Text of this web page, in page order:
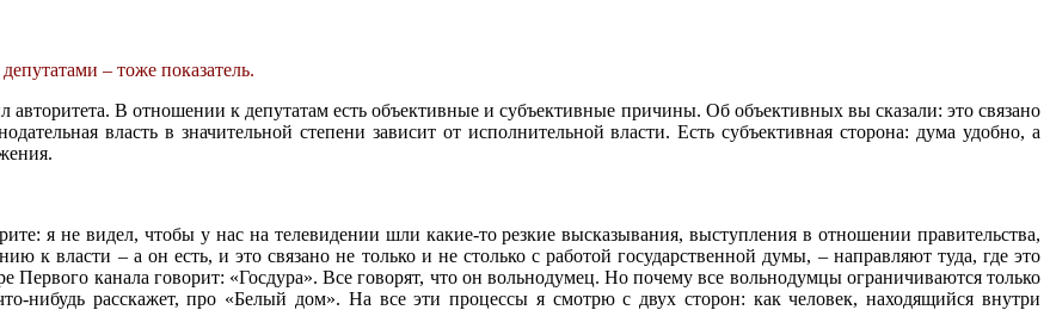
– тоже показатель.
В отношении к депутатам есть объективные и субъективные причины. Об объективных вы сказали: это связано
власть в значительной степени зависит от исполнительной власти. Есть субъективная сторона: дума удобно, а
я не видел, чтобы у нас на телевидении шли какие-то резкие высказывания, выступления в отношении правительства,
к власти – а он есть, и это связано не только и не столько с работой государственной думы, – направляют туда, где это
канала говорит: «Госдура». Все говорят, что он вольнодумец. Но почему все вольнодумцы ограничиваются только
нибудь расскажет, про «Белый дом». На все эти процессы я смотрю с двух сторон: как человек, находящийся внутри